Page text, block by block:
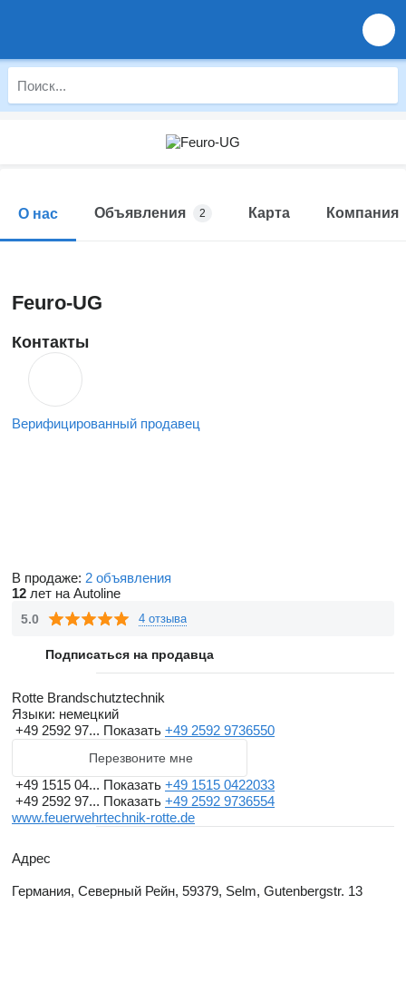
О нас Объявления 2 Карта Компания
Feuro-UG
Контакты
Верифицированный продавец
В продаже: 2 объявления
12 лет на Autoline
5.0 4 отзыва
Подписаться на продавца
Rotte Brandschutztechnik
Языки: немецкий
+49 2592 97... Показать +49 2592 9736550
Перезвоните мне
+49 1515 04... Показать +49 1515 0422033
+49 2592 97... Показать +49 2592 9736554
www.feuerwehrtechnik-rotte.de
Адрес
Германия, Северный Рейн, 59379, Selm, Gutenbergstr. 13